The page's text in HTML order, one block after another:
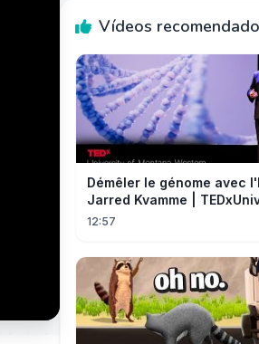
Vídeos
Démêler le génome avec
Jarred Kvamme |
Montana Western
12:57